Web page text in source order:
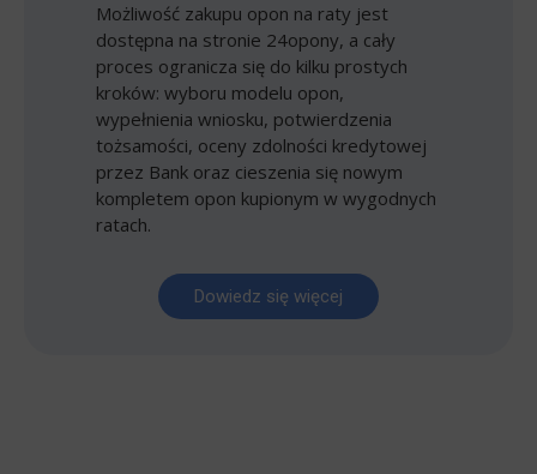
Możliwość zakupu opon na raty jest
dostępna na stronie 24opony, a cały
proces ogranicza się do kilku prostych
kroków: wyboru modelu opon,
wypełnienia wniosku, potwierdzenia
tożsamości, oceny zdolności kredytowej
przez Bank oraz cieszenia się nowym
kompletem opon kupionym w wygodnych
ratach.
Dowiedz się więcej